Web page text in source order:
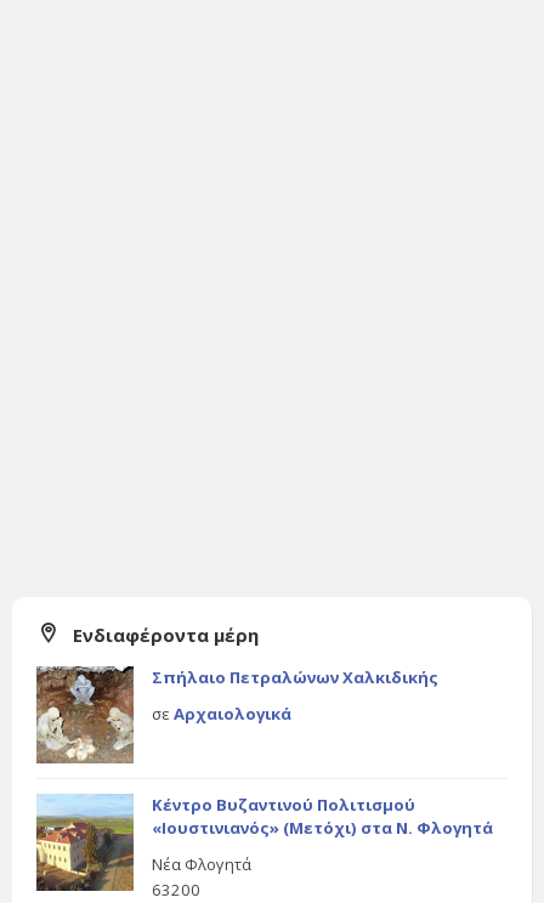
Ενδιαφέροντα μέρη
Σπήλαιο Πετραλώνων Χαλκιδικής
σε Αρχαιολογικά
Κέντρο Βυζαντινού Πολιτισμού
«Ιουστινιανός» (Μετόχι) στα Ν. Φλογητά
Νέα Φλογητά
63200